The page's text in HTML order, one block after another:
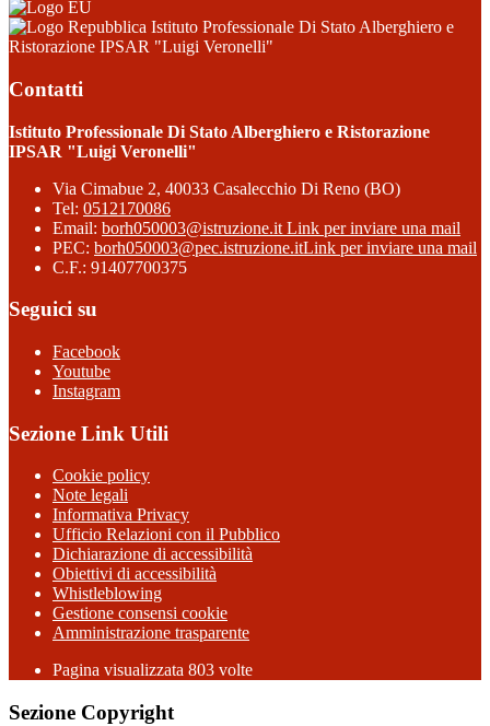
Istituto Professionale Di Stato Alberghiero e
Ristorazione IPSAR "Luigi Veronelli"
Contatti
Istituto Professionale Di Stato Alberghiero e Ristorazione
IPSAR "Luigi Veronelli"
Via Cimabue 2, 40033 Casalecchio Di Reno (BO)
Tel: 0512170086
Email: borh050003@istruzione.it Link per inviare una mail
PEC: borh050003@pec.istruzione.itLink per inviare una mail
C.F.: 91407700375
Seguici su
Facebook
Youtube
Instagram
Sezione Link Utili
Cookie policy
Note legali
Informativa Privacy
Ufficio Relazioni con il Pubblico
Dichiarazione di accessibilità
Obiettivi di accessibilità
Whistleblowing
Gestione consensi cookie
Amministrazione trasparente
Pagina visualizzata 803 volte
Sezione Copyright